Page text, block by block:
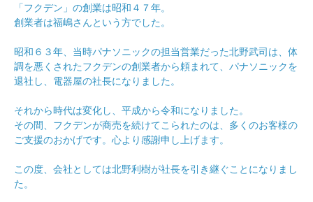
「フクデン」の創業は昭和４７年。
創業者は福嶋さんという方でした。
昭和６３年、当時パナソニックの担当営業だった北野武司は、体
調を悪くされたフクデンの創業者から頼まれて、パナソニックを
退社し、電器屋の社長になりました。
それから時代は変化し、平成から令和になりました。
その間、フクデンが商売を続けてこられたのは、多くのお客様の
ご支援のおかげです。心より感謝申し上げます。
この度、会社としては北野利樹が社長を引き継ぐことになりまし
た。